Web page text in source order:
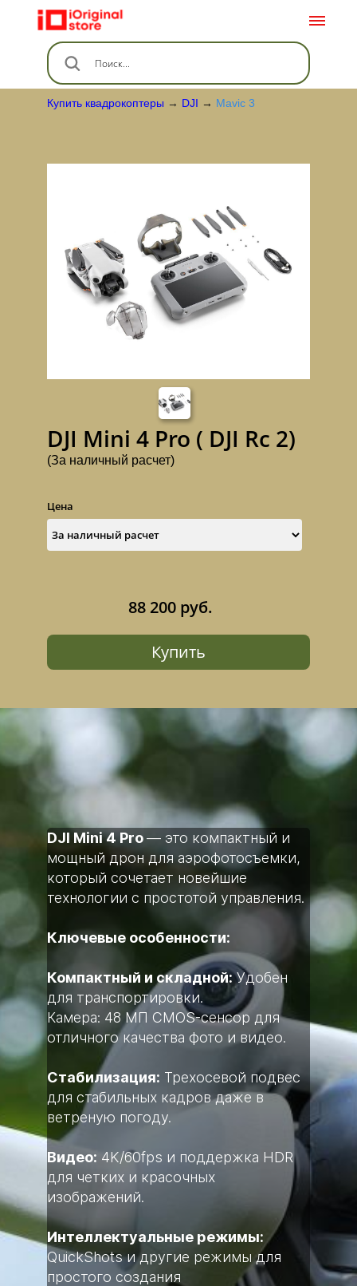
Купить квадрокоптеры → DJI → Mavic 3
DJI Mini 4 Pro ( DJI Rc 2)
(За наличный расчет)
88 200 руб.
Купить
Цена
DJI Mini 4 Pro— это компактный и
мощный дрон для аэрофотосъемки,
который сочетает новейшие
технологии с простотой управления.
Ключевые особенности:
Компактный и складной:Удобен
для транспортировки.
Камера: 48 МП CMOS-сенсор для
отличного качества фото и видео.
Стабилизация: Трехосевой подвес
для стабильных кадров даже в
ветреную погоду.
Видео: 4K/60fps и поддержка HDR
для четких и красочных
изображений.
Интеллектуальные режимы:
QuickShots и другие режимы для
простого создания